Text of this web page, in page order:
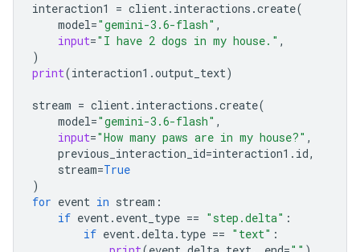
interaction1 = client. interactions .create(
model="gemini-3.6-flash" ,
input="I have 2 dogs in my house." ,
)
print(interaction1 .output_text)
stream = client. interactions .create(
model="gemini-3.6-flash" ,
input="How many paws are in my house?" ,
previous_interaction_id=interaction1 . id,
stream=True
)
for event in stream :
if event. event_type == "step.delta" :
if event.delta. type == "text" :